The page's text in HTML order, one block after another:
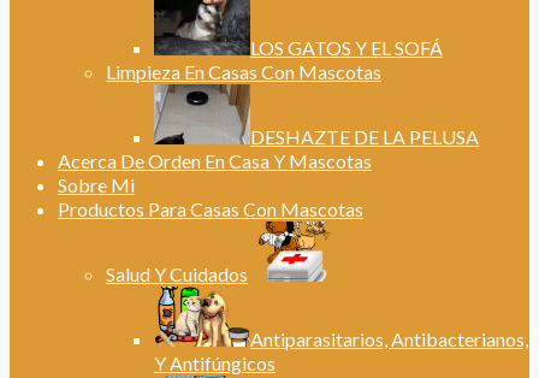
LOS GATOS Y EL SOFÁ
Limpieza En Casas Con Mascotas
DESHAZTE DE LA PELUSA
Acerca De Orden En Casa Y Mascotas
Sobre Mi
Productos Para Casas Con Mascotas
Salud Y Cuidados
Antiparasitarios, Antibacterianos,
Y Antifúngicos